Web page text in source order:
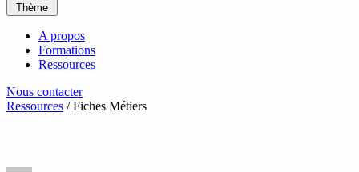
Thème
A propos
Formations
Ressources
Nous contacter
Ressources / Fiches Métiers